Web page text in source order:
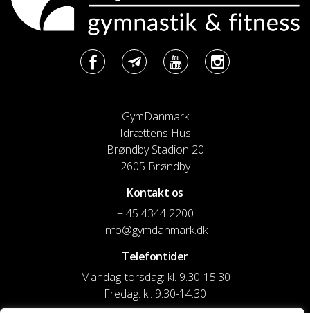
GymDanmark
Idrættens Hus
Brøndby Stadion 20
2605 Brøndby
Kontakt os
+ 45 4344 2200
info@gymdanmark.dk
Telefontider
Mandag-torsdag: kl. 9.30-15.30
Fredag: kl. 9.30-14.30